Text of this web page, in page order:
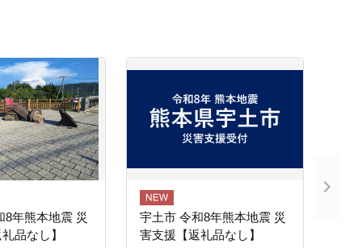
8年熊本地震 災
品なし】
宇土市 令和8年熊本地震 災
害支援【返礼品なし】